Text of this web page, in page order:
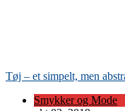
Tøj – et simpelt, men
Smykker og Mode